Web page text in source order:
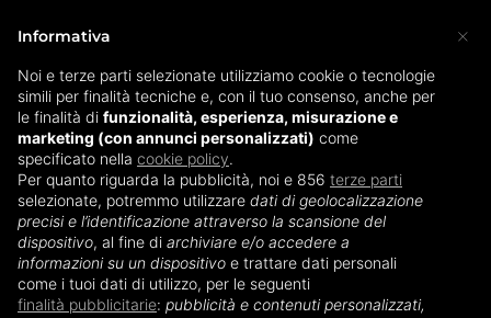
×
Informativa
Noi e terze parti selezionate utilizziamo cookie o tecnologie
simili per finalità tecniche e, con il tuo consenso, anche per
le finalità di funzionalità, esperienza, misurazione e
marketing (con annunci personalizzati) come
specificato nella cookie policy.
Per quanto riguarda la pubblicità, noi e 856 terze parti
selezionate, potremmo utilizzare dati di geolocalizzazione
precisi e l’identificazione attraverso la scansione del
dispositivo, al fine di archiviare e/o accedere a
informazioni su un dispositivo e trattare dati personali
come i tuoi dati di utilizzo, per le seguenti
finalità pubblicitarie: pubblicità e contenuti personalizzati,
Home»Sterilizzatore biberon»Sterilizzatore per
biberon Chicco
Sterilizzatore per biberon
Chicco
Lo sterilizzatore perbiberon Chiccoè un